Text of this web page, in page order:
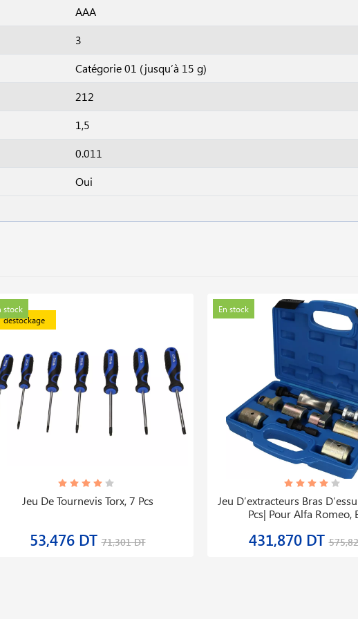
AAA
3
Catégorie 01 (jusqu’à 15 g)
212
1,5
0.011
Oui
stock
déstockage
Jeu De Tournevis Torx, 7 Pcs
53,476 DT71,301 DT
En stock
Jeu D′extracteurs Bras
Pcs| Pour Alfa Romeo,
431,870 DT